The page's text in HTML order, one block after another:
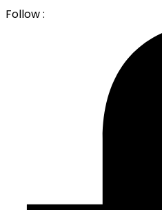
Follow :